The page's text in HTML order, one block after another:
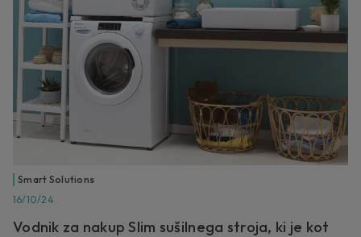
Smart Solutions
16/10/24
Vodnik za nakup Slim sušilnega stroja, ki je kot